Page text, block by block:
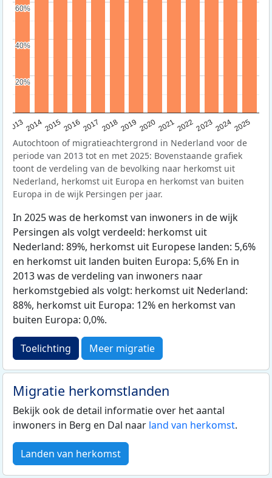
20132014201520162017 20182019 202020212022202320242025
20%
20%
40%
40%
60%
60%
Autochtoon of migratieachtergrond in Nederland voor de
periode van 2013 tot en met 2025: Bovenstaande grafiek
toont de verdeling van de bevolking naar herkomst uit
Nederland, herkomst uit Europa en herkomst van buiten
Europa in de wijk Persingen per jaar.
In 2025 was de herkomst van inwoners in de wijk
Persingen als volgt verdeeld: herkomst uit
Nederland: 89%, herkomst uit Europese landen: 5,6%
en herkomst uit landen buiten Europa: 5,6% En in
2013 was de verdeling van inwoners naar
herkomstgebied als volgt: herkomst uit Nederland:
88%, herkomst uit Europa: 12% en herkomst van
buiten Europa: 0,0%.
Toelichting Meer migratie
Migratie herkomstlanden
Bekijk ook de detail informatie over het aantal
inwoners in Berg en Dal naar land van herkomst.
Landen van herkomst